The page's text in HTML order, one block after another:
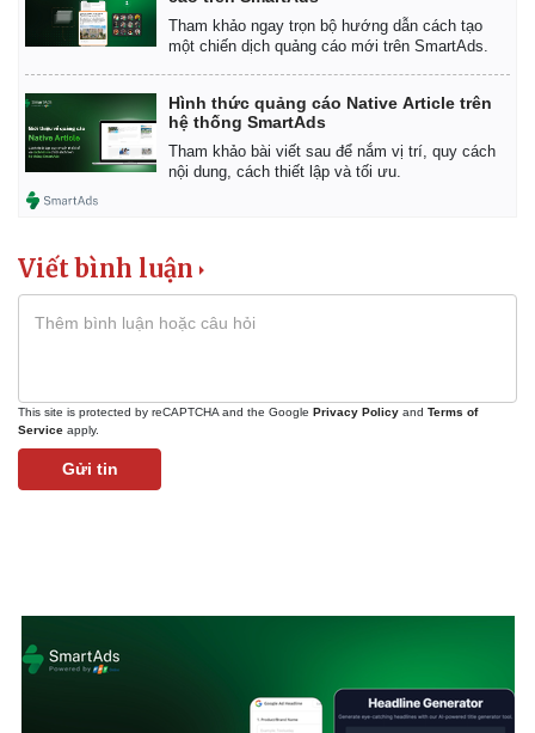
Tham khảo ngay trọn bộ hướng dẫn cách tạo
một chiến dịch quảng cáo mới trên SmartAds.
Hình thức quảng cáo Native Article trên
hệ thống SmartAds
Tham khảo bài viết sau để nắm vị trí, quy cách
nội dung, cách thiết lập và tối ưu.
Viết bình luận
This site is protected by reCAPTCHA and the Google Privacy Policy and Terms of
Service apply.
Gửi tin